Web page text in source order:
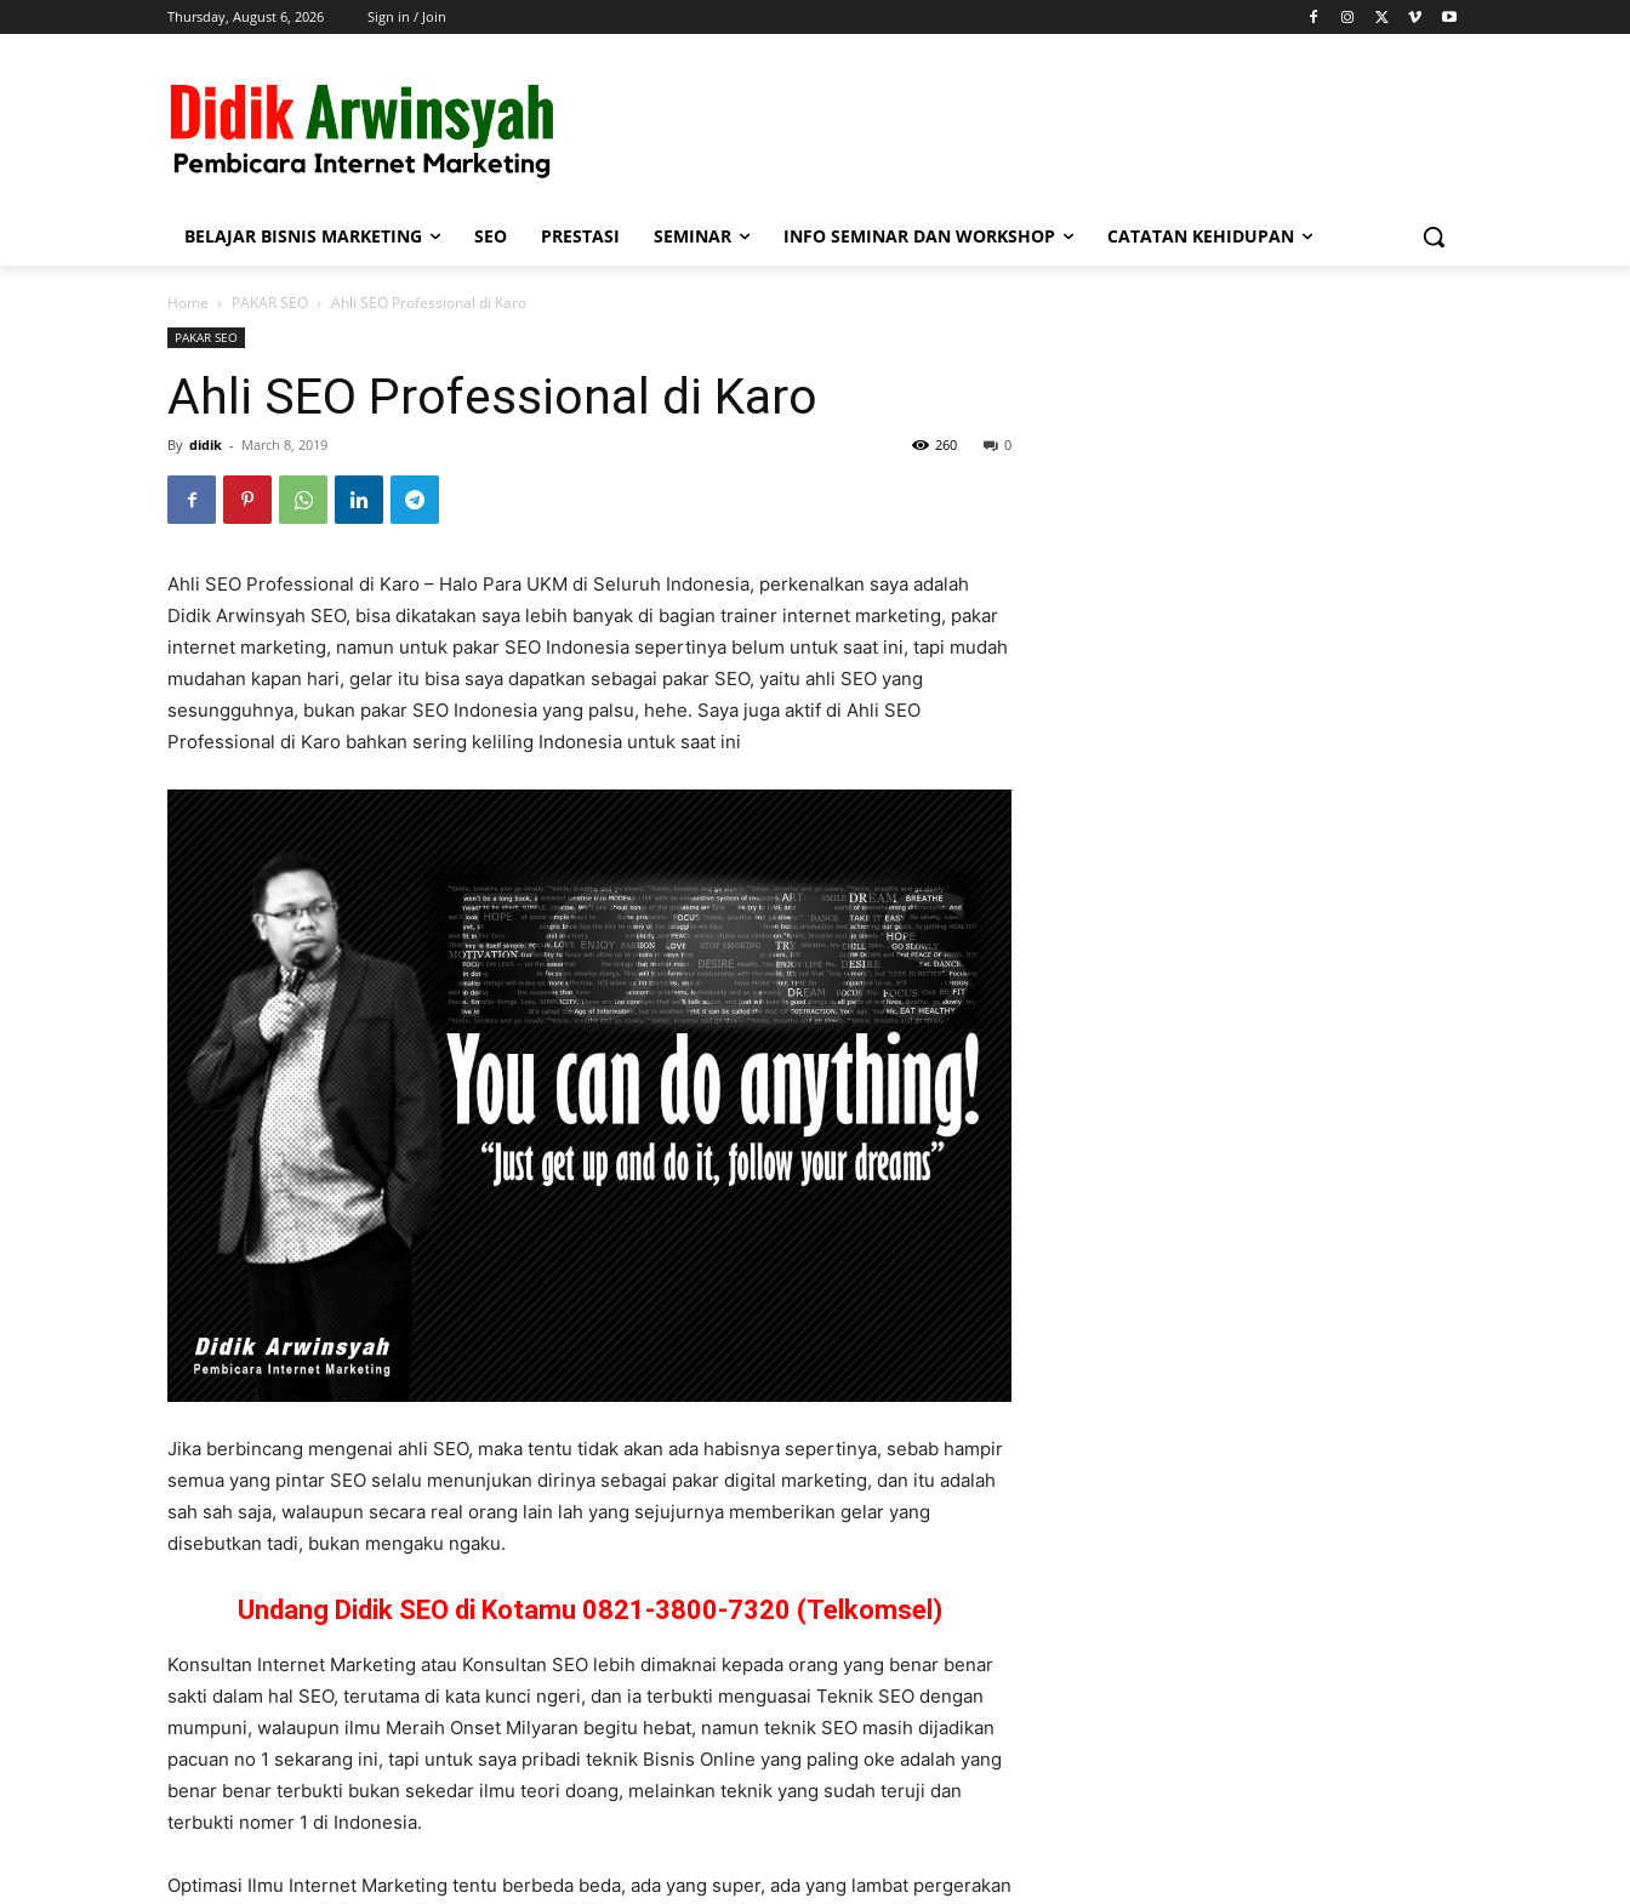
Thursday, August 6, 2026 Sign in / Join
BELAJAR BISNIS MARKETING SEO PRESTASI SEMINAR INFO SEMINAR DAN WORKSHOP CATATAN KEHIDUPAN
Home PAKAR SEO Ahli SEO Professional di Karo
PAKAR SEO
Ahli SEO Professional di Karo
By didik - March 8, 2019 0
260
Ahli SEO Professional di Karo – Halo Para UKM di Seluruh Indonesia, perkenalkan saya adalah
Didik Arwinsyah SEO, bisa dikatakan saya lebih banyak di bagian trainer internet marketing, pakar
internet marketing, namun untuk pakar SEO Indonesia sepertinya belum untuk saat ini, tapi mudah
mudahan kapan hari, gelar itu bisa saya dapatkan sebagai pakar SEO, yaitu ahli SEO yang
sesungguhnya, bukan pakar SEO Indonesia yang palsu, hehe. Saya juga aktif di Ahli SEO
Professional di Karo bahkan sering keliling Indonesia untuk saat ini
Jika berbincang mengenai ahli SEO, maka tentu tidak akan ada habisnya sepertinya, sebab hampir
semua yang pintar SEO selalu menunjukan dirinya sebagai pakar digital marketing, dan itu adalah
sah sah saja, walaupun secara real orang lain lah yang sejujurnya memberikan gelar yang
disebutkan tadi, bukan mengaku ngaku.
Undang Didik SEO di Kotamu 0821-3800-7320 (Telkomsel)
Konsultan Internet Marketing atau Konsultan SEO lebih dimaknai kepada orang yang benar benar
sakti dalam hal SEO, terutama di kata kunci ngeri, dan ia terbukti menguasai Teknik SEO dengan
mumpuni, walaupun ilmu Meraih Onset Milyaran begitu hebat, namun teknik SEO masih dijadikan
pacuan no 1 sekarang ini, tapi untuk saya pribadi teknik Bisnis Online yang paling oke adalah yang
benar benar terbukti bukan sekedar ilmu teori doang, melainkan teknik yang sudah teruji dan
terbukti nomer 1 di Indonesia.
Optimasi Ilmu Internet Marketing tentu berbeda beda, ada yang super, ada yang lambat pergerakan